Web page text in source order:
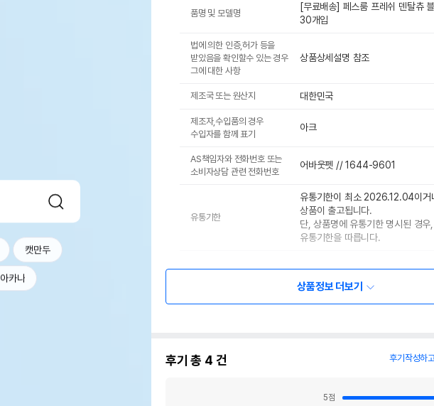
캣만두
아카나
품명 및 모델명
[무료배송] 페스룸 프레쉬 덴탈츄
30개입
법에 의한 인증,허가 등을
받았음을 확인할수 있는 경우
그에 대한 사항
상품상세설명 참조
제조국 또는 원산지 대한민국
제조자,수입품의 경우
수입자를 함께 표기
아크
AS책임자와 전화번호 또는
소비자상담 관련 전화번호
어바웃펫 // 1644-9601
유통기한
유통기한이 최소 2026.12.04이거
상품이 출고됩니다.
단, 상품명에 유통기한 명시된 경우
유통기한을 따릅니다.
상품정보 더보기
후기 총 4 건 후기작성하
5점